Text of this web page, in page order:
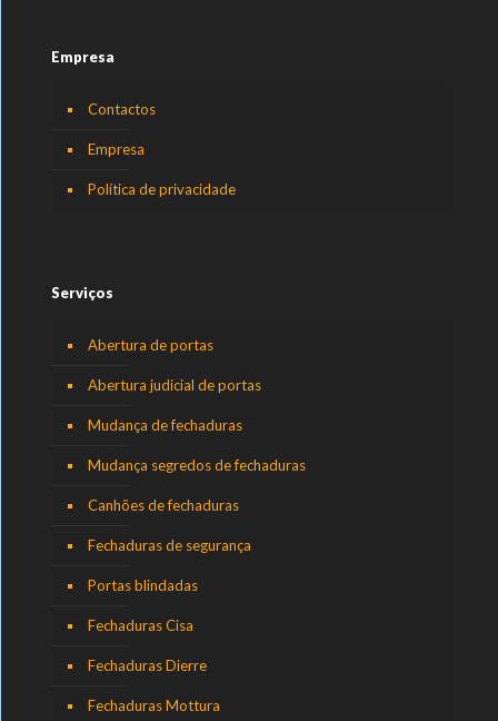
Empresa
Contactos
Empresa
Política de privacidade
Serviços
Abertura de portas
Abertura judicial de portas
Mudança de fechaduras
Mudança segredos de fechaduras
Canhões de fechaduras
Fechaduras de segurança
Portas blindadas
Fechaduras Cisa
Fechaduras Dierre
Fechaduras Mottura